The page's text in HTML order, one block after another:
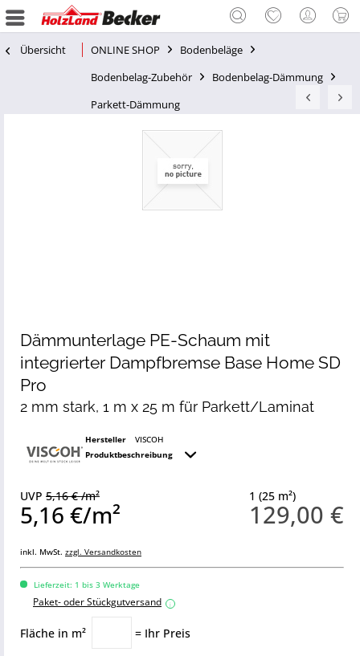
Übersicht ONLINE SHOP
Bodenbeläge
Bodenbelag-Zubehör
Bodenbelag-Dämmung
Parkett-Dämmung
Dämmunterlage PE-Schaum mit
integrierter Dampfbremse Base Home SD
Pro
2 mm stark, 1 m x 25 m für Parkett/Laminat
Hersteller
VISCOH
Produktbeschreibung
1 (25 m²)
129,00 €
UVP 5,16 € /m²
5,16 €/m²
inkl. MwSt. zzgl. Versandkosten
Lieferzeit: 1 bis 3 Werktage
Paket- oder Stückgutversand i
Fläche in m² = Ihr Preis